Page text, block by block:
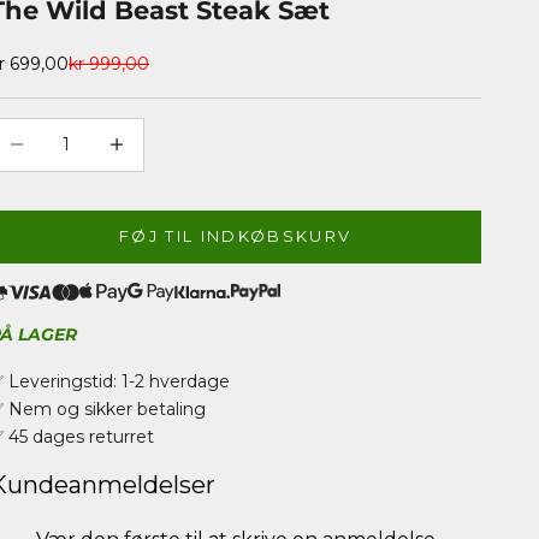
Wild Beast Steak Sæt
699,00Normalpris
kr 999,00
FØJ TIL INDKØBSKURV
LAGER
Leveringstid: 1-2 hverdage
Nem og sikker betaling
45 dages returret